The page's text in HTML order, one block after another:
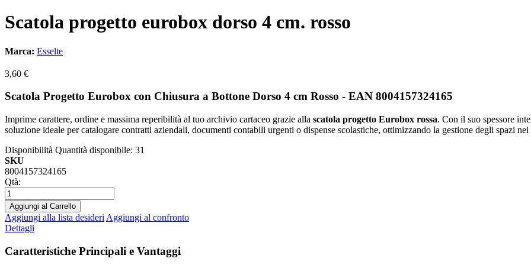
Scatola progetto eurobox dorso 4 cm. rosso
Marca: Esselte
3,60 €
Scatola Progetto Eurobox con Chiusura a Bottone Dorso 4 cm Rosso - EAN 8004157324165
Imprime carattere, ordine e massima reperibilità al tuo archivio cartaceo grazie alla scatola progetto Eurobox rossa. Con il suo spessore
soluzione ideale per catalogare contratti aziendali, documenti contabili urgenti o dispense scolastiche, ottimizzando la gestione degli spazi
Disponibilità Quantità disponibile: 31
SKU
8004157324165
Qtà:
Aggiungi al Carrello
Aggiungi alla lista desideri Aggiungi al confronto
Dettagli
Caratteristiche Principali e Vantaggi